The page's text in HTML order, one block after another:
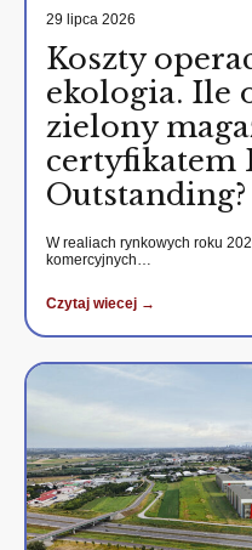
29 lipca 2026
Koszty
ekologia. Ile
zielony
certyfikatem
Outstanding?
W realiach rynkowych roku
komercyjnych…
Czytaj wiecej →